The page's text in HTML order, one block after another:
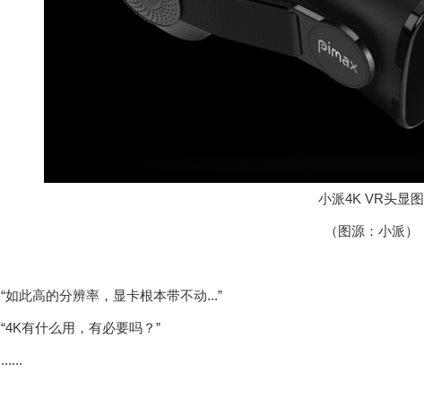
小派4K VR头显图
（图源：小派）
“如此高的分辨率，显卡根本带不动...”
“4K有什么用，有必要吗？”
......